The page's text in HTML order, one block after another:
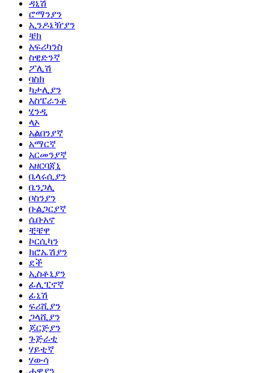
ዳኒሽ
ሮማንያን
ኢንዶኔዥያን
ቼክ
አፍሪካንስ
ስዊድንኛ
ፖሊሽ
ባስክ
ካታሊያን
እስፔራንቶ
ሂንዲ
ላኦ
አልበንያኛ
አማርኛ
አርመንያኛ
አዘርባጃኒ
ቤላሩሲያን
ቤንጋሊ
ቦስንያን
ቡልጋርያኛ
ሴቡአኖ
ቺቼዋ
ኮርሲካን
ክሮኤሽያን
ደች
ኢስቶኒያን
ፊሊፒኖኛ
ፊኒሽ
ፍሪሺያን
ጋላሺያን
ጆርጅያን
ጉጅራቲ
ሃይቲኛ
ሃውሳ